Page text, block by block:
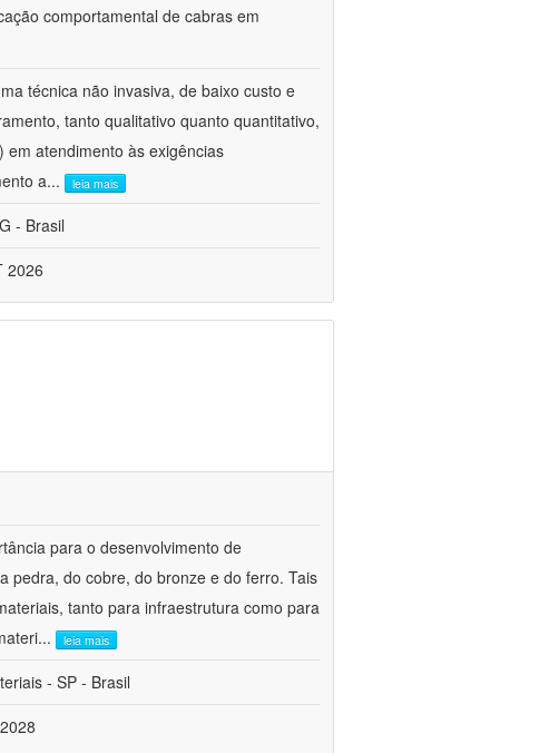
comportamental de cabras em
técnica não invasiva, de baixo custo e
tanto qualitativo quanto quantitativo,
em atendimento às exigências
a... leia mais
- Brasil
2026
para o desenvolvimento de
pedra, do cobre, do bronze e do ferro. Tais
tanto para infraestrutura como para
... leia mais
- SP - Brasil